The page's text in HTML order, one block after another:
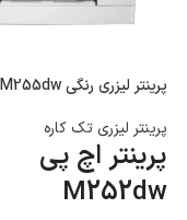
پرینتر لیزری رنگی HP M255dw
پرینتر لیزری تک کاره
پرینتر اچ پی
M252dw